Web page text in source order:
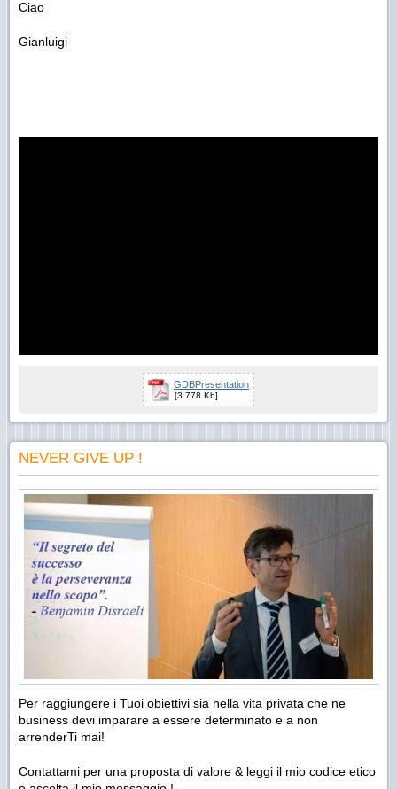
Ciao
Gianluigi
GDBPresentation
[3.778 Kb]
NEVER GIVE UP !
Per raggiungere i Tuoi obiettivi sia nella vita privata che ne
business devi imparare a essere determinato e a non
arrenderTi mai!
Contattami per una proposta di valore & leggi il mio codice etico